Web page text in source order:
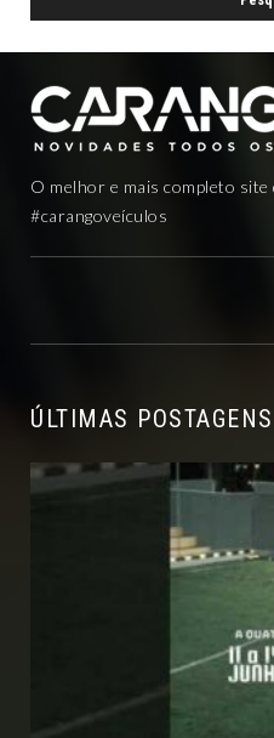
O melhor e mais completo
#carangoveículos
ÚLTIMAS POSTAGENS